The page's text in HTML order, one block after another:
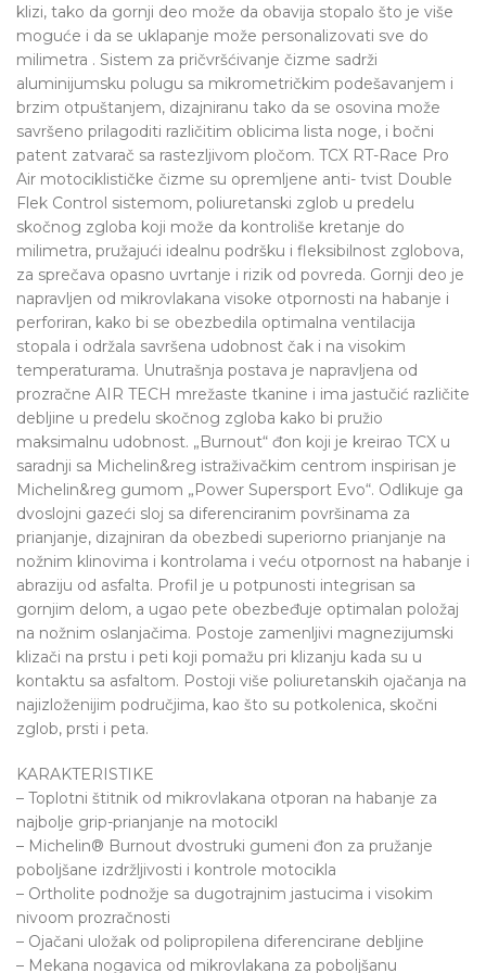
klizi, tako da gornji deo može da obavija stopalo što je više
moguće i da se uklapanje može personalizovati sve do
milimetra . Sistem za pričvršćivanje čizme sadrži
aluminijumsku polugu sa mikrometričkim podešavanjem i
brzim otpuštanjem, dizajniranu tako da se osovina može
savršeno prilagoditi različitim oblicima lista noge, i bočni
patent zatvarač sa rastezljivom pločom. TCX RT-Race Pro
Air motociklističke čizme su opremljene anti- tvist Double
Flek Control sistemom, poliuretanski zglob u predelu
skočnog zgloba koji može da kontroliše kretanje do
milimetra, pružajući idealnu podršku i fleksibilnost zglobova,
za sprečava opasno uvrtanje i rizik od povreda. Gornji deo je
napravljen od mikrovlakana visoke otpornosti na habanje i
perforiran, kako bi se obezbedila optimalna ventilacija
stopala i održala savršena udobnost čak i na visokim
temperaturama. Unutrašnja postava je napravljena od
prozračne AIR TECH mrežaste tkanine i ima jastučić različite
debljine u predelu skočnog zgloba kako bi pružio
maksimalnu udobnost. „Burnout“ đon koji je kreirao TCX u
saradnji sa Michelin&reg istraživačkim centrom inspirisan je
Michelin&reg gumom „Power Supersport Evo“. Odlikuje ga
dvoslojni gazeći sloj sa diferenciranim površinama za
prianjanje, dizajniran da obezbedi superiorno prianjanje na
nožnim klinovima i kontrolama i veću otpornost na habanje i
abraziju od asfalta. Profil je u potpunosti integrisan sa
gornjim delom, a ugao pete obezbeđuje optimalan položaj
na nožnim oslanjačima. Postoje zamenljivi magnezijumski
klizači na prstu i peti koji pomažu pri klizanju kada su u
kontaktu sa asfaltom. Postoji više poliuretanskih ojačanja na
najizloženijim područjima, kao što su potkolenica, skočni
zglob, prsti i peta.
KARAKTERISTIKE
– Toplotni štitnik od mikrovlakana otporan na habanje za
najbolje grip-prianjanje na motocikl
– Michelin® Burnout dvostruki gumeni đon za pružanje
poboljšane izdržljivosti i kontrole motocikla
– Ortholite podnožje sa dugotrajnim jastucima i visokim
nivoom prozračnosti
– Ojačani uložak od polipropilena diferencirane debljine
– Mekana nogavica od mikrovlakana za poboljšanu